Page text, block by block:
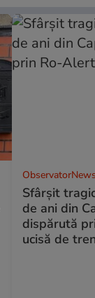
Sfârşit
de ani din
dispărută
ucisă de